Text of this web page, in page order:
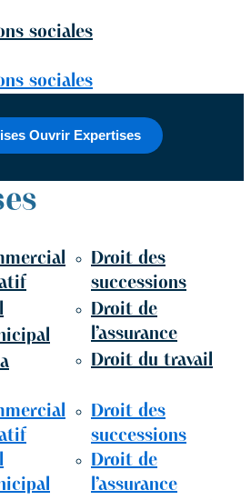
sociales
sociales
Ouvrir Expertises
Droit des
successions
Droit de
l’assurance
Droit du travail
Droit des
successions
Droit de
l’assurance